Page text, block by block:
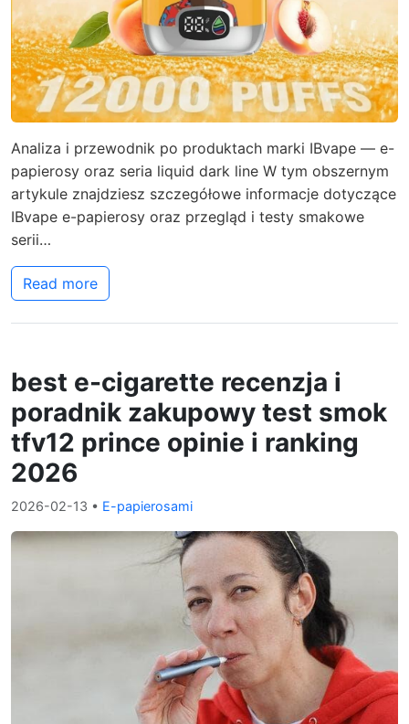
Analiza i przewodnik po produktach marki IBvape — e-
papierosy oraz seria liquid dark line W tym obszernym
artykule znajdziesz szczegółowe informacje dotyczące
IBvape e-papierosy oraz przegląd i testy smakowe
serii…
Read more
best e-cigarette recenzja i
poradnik zakupowy test smok
tfv12 prince opinie i ranking
2026
2026-02-13 • E-papierosami